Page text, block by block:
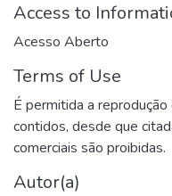
Access to
Acesso Aberto
Terms of Use
É permitida a
contidos, desde que
comerciais são proibidas.
Autor(a)